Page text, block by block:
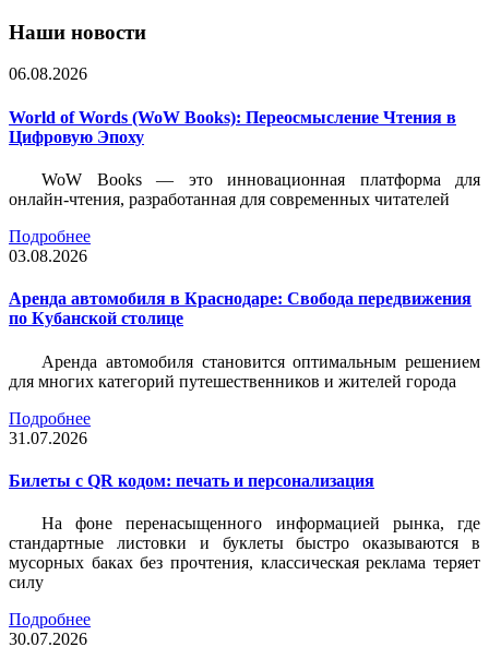
Наши новости
06.08.2026
World of Words (WoW Books): Переосмысление Чтения в
Цифровую Эпоху
WoW Books — это инновационная платформа для
онлайн-чтения, разработанная для современных читателей
Подробнее
03.08.2026
Аренда автомобиля в Краснодаре: Свобода передвижения
по Кубанской столице
Аренда автомобиля становится оптимальным решением
для многих категорий путешественников и жителей города
Подробнее
31.07.2026
Билеты c QR кодом: печать и персонализация
На фоне перенасыщенного информацией рынка, где
стандартные листовки и буклеты быстро оказываются в
мусорных баках без прочтения, классическая реклама теряет
силу
Подробнее
30.07.2026